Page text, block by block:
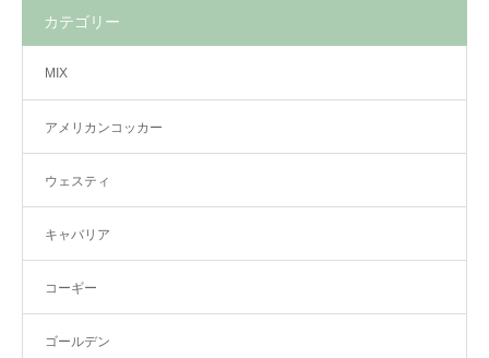
カテゴリー
MIX
アメリカンコッカー
ウェスティ
キャバリア
コーギー
ゴールデン